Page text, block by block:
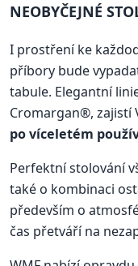
NEOBYČEJNÉ
I prostření ke
příbory bude
tabule. Elegantní
Cromargan®, zajistí
po víceletém
Perfektní stolování
také o kombinaci
především o
čas přetváří na